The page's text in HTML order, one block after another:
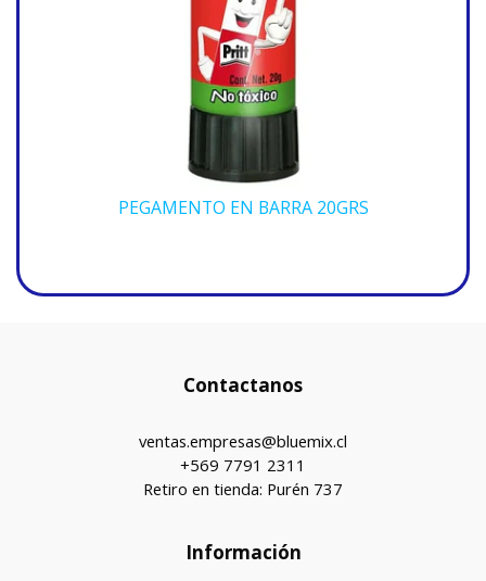
PEGAMENTO EN BARRA 20GRS
Contactanos
ventas.empresas@bluemix.cl
+569 7791 2311
Retiro en tienda: Purén 737
Información